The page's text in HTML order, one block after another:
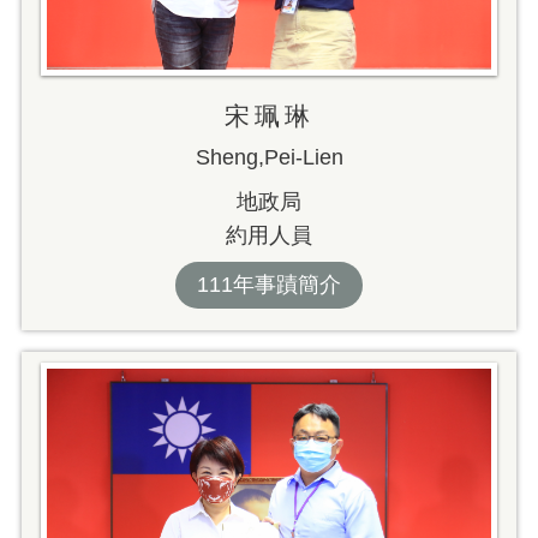
宋珮琳
Sheng,Pei-Lien
地政局
約用人員
111年事蹟簡介